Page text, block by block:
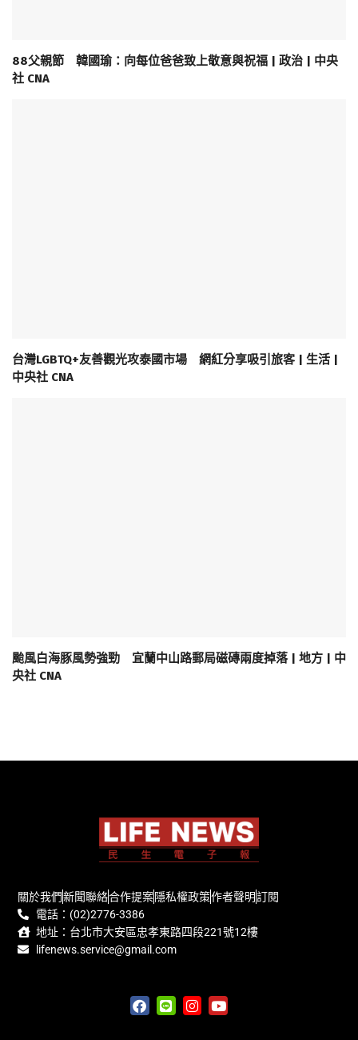
88父親節 韓國瑜：向每位爸爸致上敬意與祝福 | 政治 | 中央
社 CNA
台灣LGBTQ+友善觀光攻泰國市場 網紅分享吸引旅客 | 生活 |
中央社 CNA
颱風白海豚風勢強勁 宜蘭中山路郵局磁磚兩度掉落 | 地方 | 中
央社 CNA
關於我們新聞聯絡合作提案隱私權政策作者聲明訂閱
電話：(02)2776-3386
地址：台北市大安區忠孝東路四段221號12樓
lifenews.service@gmail.com